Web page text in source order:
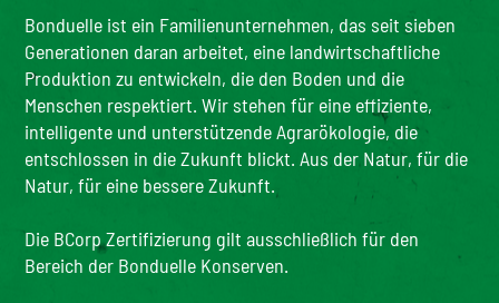
Bonduelle ist ein Familienunternehmen, das seit sieben
Generationen daran arbeitet, eine landwirtschaftliche
Produktion zu entwickeln, die den Boden und die
Menschen respektiert. Wir stehen für eine effiziente,
intelligente und unterstützende Agrarökologie, die
entschlossen in die Zukunft blickt. Aus der Natur, für die
Natur, für eine bessere Zukunft.
Die BCorp Zertifizierung gilt ausschließlich für den
Bereich der Bonduelle Konserven.